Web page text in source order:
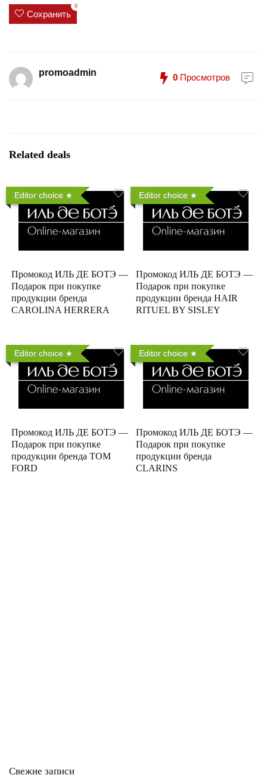
Сохранить
0
promoadmin 0 Просмотров
Related deals
Editor choice
Промокод ИЛЬ ДЕ БОТЭ —
Подарок при покупке
продукции бренда
CAROLINA HERRERA
Editor choice
Промокод ИЛЬ ДЕ БОТЭ —
Подарок при покупке
продукции бренда HAIR
RITUEL BY SISLEY
Editor choice
Промокод ИЛЬ ДЕ БОТЭ —
Подарок при покупке
продукции бренда TOM
FORD
Editor choice
Промокод ИЛЬ ДЕ БОТЭ —
Подарок при покупке
продукции бренда
CLARINS
Свежие записи